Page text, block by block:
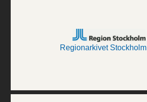
Regionarkivet Stockholm